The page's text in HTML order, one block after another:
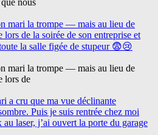
mari la trompe — mais au lieu de
de la soirée de son entreprise et
la salle figée de stupeur 😨😢
mari la trompe — mais au lieu de
lors de
a cru que ma vue déclinante
Puis je suis rentrée chez moi
laser, j’ai ouvert la porte du garage